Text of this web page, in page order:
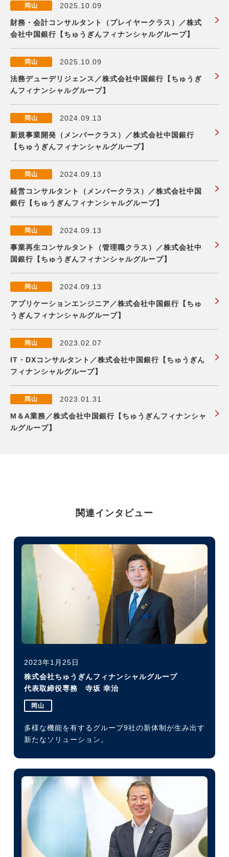
岡山 2025.10.09
財務・会計コンサルタント（プレイヤークラス）／株式
会社中国銀行【ちゅうぎんフィナンシャルグループ】
岡山 2025.10.09
法務デューデリジェンス／株式会社中国銀行【ちゅうぎ
んフィナンシャルグループ】
岡山 2024.09.13
新規事業開発（メンバークラス）／株式会社中国銀行
【ちゅうぎんフィナンシャルグループ】
岡山 2024.09.13
経営コンサルタント（メンバークラス）／株式会社中国
銀行【ちゅうぎんフィナンシャルグループ】
岡山 2024.09.13
事業再生コンサルタント（管理職クラス）／株式会社中
国銀行【ちゅうぎんフィナンシャルグループ】
岡山 2024.09.13
アプリケーションエンジニア／株式会社中国銀行【ちゅ
うぎんフィナンシャルグループ】
岡山 2023.02.07
IT・DXコンサルタント／株式会社中国銀行【ちゅうぎん
フィナンシャルグループ】
岡山 2023.01.31
M＆A業務／株式会社中国銀行【ちゅうぎんフィナンシャ
ルグループ】
関連インタビュー
2023年1月25日
株式会社ちゅうぎんフィナンシャルグループ
代表取締役専務 寺坂 幸治
岡山
多様な機能を有するグループ9社の新体制が生み出す
新たなソリューション。